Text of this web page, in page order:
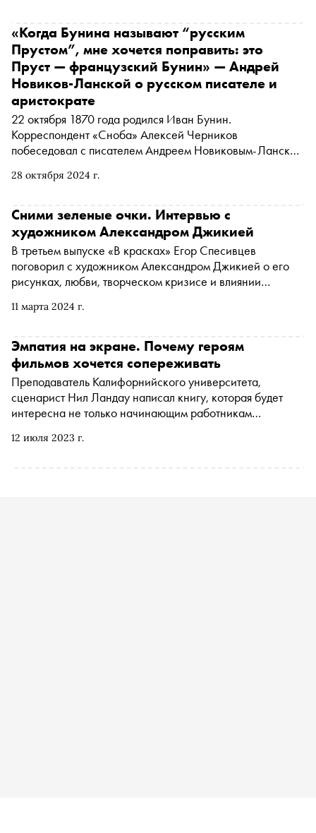
28 октября 2024 г.
«Когда Бунина называют “русским
Прустом”, мне хочется поправить: это
Пруст — французский Бунин» — Андрей
Новиков-Ланской о русском писателе и
аристократе
22 октября 1870 года родился Иван Бунин.
Корреспондент «Сноба» Алексей Черников
побеседовал с писателем Андреем Новиковым-Ланским
современниками, кому принадлежит культура, в чем
культуре не происходит ничего великого, возможно ли
возрождение аристократии, как в российскую политику
просочилось магическое сознание, стоит ли ждать
нового Средневековья и почему олигархи любят дружить
с богемой
11 марта 2024 г.
Сними зеленые очки. Интервью с
художником Александром Джикией
В третьем выпуске «В красках» Егор Спесивцев
поговорил с художником Александром Джикией о его
рисунках, любви, творческом кризисе и влиянии
12 июля 2023 г.
Эмпатия на экране. Почему героям
фильмов хочется сопереживать
Преподаватель Калифорнийского университета,
сценарист Нил Ландау написал книгу, которая будет
интересна не только начинающим работникам
«Сценарии сериала. Как написать историю, достойную